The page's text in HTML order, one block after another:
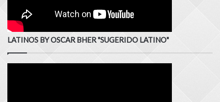
LATINOS BY OSCAR BHER "SUGERIDO LATINO"